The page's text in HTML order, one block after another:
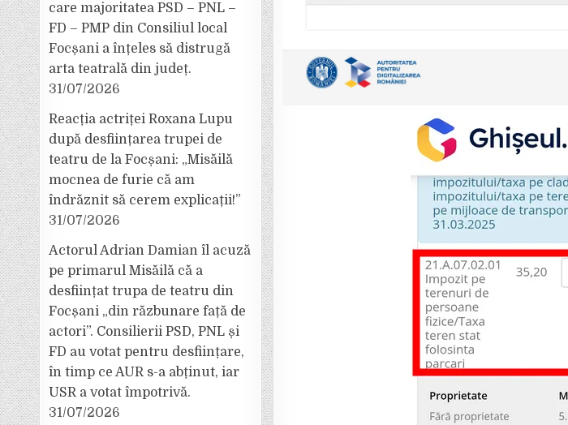
care majoritatea PSD – PNL –
FD – PMP din Consiliul local
Focșani a înțeles să distrugă
arta teatrală din județ.
31/07/2026
Reacția actriței Roxana Lupu
după desființarea trupei de
teatru de la Focșani: „Misăilă
mocnea de furie că am
îndrăznit să cerem explicații!”
31/07/2026
Actorul Adrian Damian îl acuză
pe primarul Misăilă că a
desființat trupa de teatru din
Focșani „din răzbunare față de
actori”. Consilierii PSD, PNL și
FD au votat pentru desființare,
în timp ce AUR s-a abținut, iar
USR a votat împotrivă.
31/07/2026